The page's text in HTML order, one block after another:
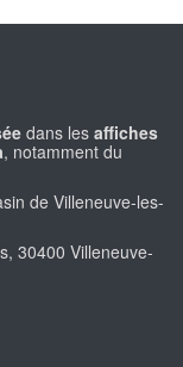
dans les affiches
, notamment du
de Villeneuve-les-
30400 Villeneuve-